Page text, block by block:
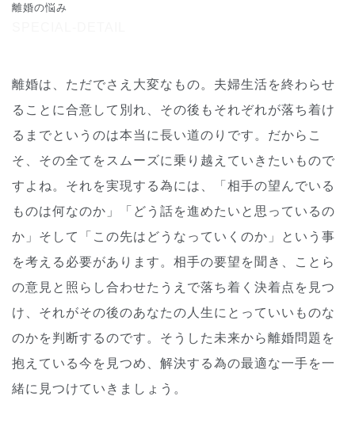
離婚の悩み
離婚は、ただでさえ大変なもの。夫婦生活を終わらせ
ることに合意して別れ、その後もそれぞれが落ち着け
るまでというのは本当に長い道のりです。だからこ
そ、その全てをスムーズに乗り越えていきたいもので
すよね。それを実現する為には、「相手の望んでいる
ものは何なのか」「どう話を進めたいと思っているの
か」そして「この先はどうなっていくのか」という事
を考える必要があります。相手の要望を聞き、ことら
の意見と照らし合わせたうえで落ち着く決着点を見つ
け、それがその後のあなたの人生にとっていいものな
のかを判断するのです。そうした未来から離婚問題を
抱えている今を見つめ、解決する為の最適な一手を一
緒に見つけていきましょう。